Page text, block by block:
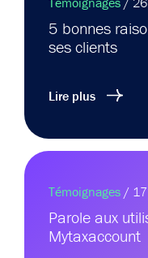
5 bonnes
ses clients
Lire plus
Témoignages /
Parole aux
Mytaxaccount